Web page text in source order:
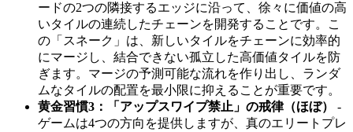
ードの2つの隣接するエッジに沿って、徐々に価値の高
いタイルの連続したチェーンを開発することです。こ
の「スネーク」は、新しいタイルをチェーンに効率的
にマージし、結合できない孤立した高価値タイルを防
ぎます。マージの予測可能な流れを作り出し、ランダ
ムなタイルの配置を最小限に抑えることが重要です。
黄金習慣3：「アップスワイプ禁止」の戒律（ほぼ）
-
ゲームは4つの方向を提供しますが、真のエリートプレ